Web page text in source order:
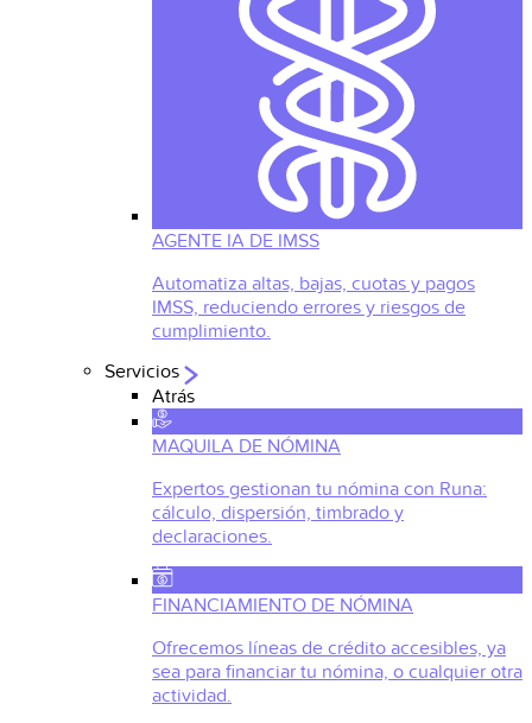
AGENTE IA DE IMSS
Automatiza altas, bajas, cuotas y pagos
IMSS, reduciendo errores y riesgos de
cumplimiento.
Servicios
Atrás
MAQUILA DE NÓMINA
Expertos gestionan tu nómina con Runa:
cálculo, dispersión, timbrado y
declaraciones.
FINANCIAMIENTO DE NÓMINA
Ofrecemos líneas de crédito accesibles, ya
sea para financiar tu nómina, o cualquier otra
actividad.